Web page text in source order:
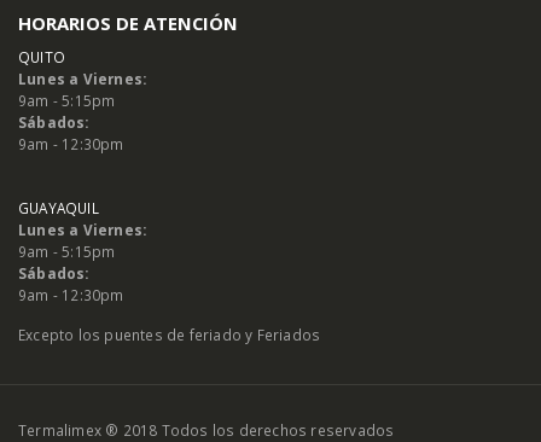
HORARIOS DE ATENCIÓN
QUITO
Lunes a Viernes:
9am - 5:15pm
Sábados:
9am - 12:30pm
GUAYAQUIL
Lunes a Viernes:
9am - 5:15pm
Sábados:
9am - 12:30pm
Excepto los puentes de feriado y Feriados
Termalimex ® 2018 Todos los derechos reservados